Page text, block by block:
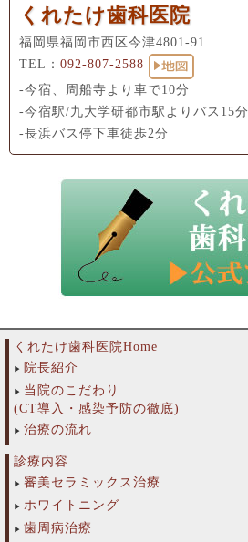
くれたけ歯科医院
福岡県福岡市西区今津4801-91
TEL： 092-807-2588
-今宿、周船寺より車で10分
-今宿駅/九大学研都市駅よりバス15分
-長浜バス停下車徒歩2分
くれたけ歯科医院Home
院長紹介
当院のこだわり
(CT導入・感染予防の徹底)
治療の流れ
診療内容
審美セラミックス治療
ホワイトニング
歯周病治療